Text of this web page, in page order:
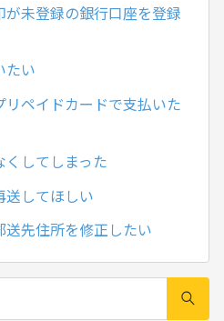
未登録の銀行口座を登録
たい
ペイドカードで支払いた
してしまった
送してほしい
先住所を修正したい